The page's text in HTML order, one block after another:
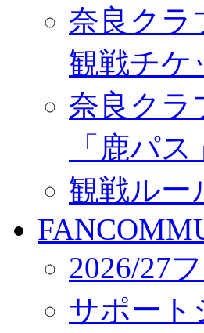
奈良クラ
観戦チケ
奈良クラ
「鹿パス
観戦ルー
2026/27
サポート